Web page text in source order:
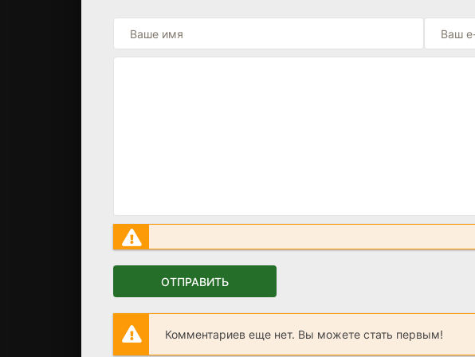
ОТПРАВИТЬ
Комментариев еще нет. Вы можете стать первым!